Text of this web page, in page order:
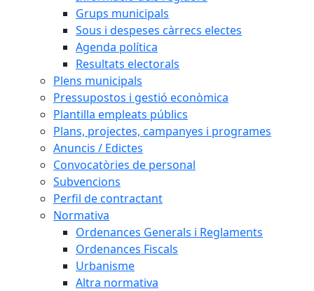
Grups municipals
Sous i despeses càrrecs electes
Agenda política
Resultats electorals
Plens municipals
Pressupostos i gestió econòmica
Plantilla empleats públics
Plans, projectes, campanyes i programes
Anuncis / Edictes
Convocatòries de personal
Subvencions
Perfil de contractant
Normativa
Ordenances Generals i Reglaments
Ordenances Fiscals
Urbanisme
Altra normativa